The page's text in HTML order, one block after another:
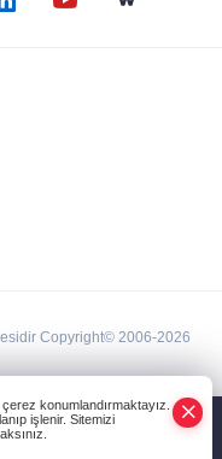
Copyright© 2006-2026
konumlandırmaktayız.
işlenir. Sitemizi